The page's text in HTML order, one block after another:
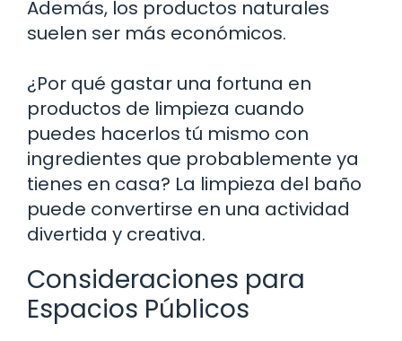
Además, los productos naturales
suelen ser más económicos.
¿Por qué gastar una fortuna en
productos de limpieza cuando
puedes hacerlos tú mismo con
ingredientes que probablemente ya
tienes en casa? La limpieza del baño
puede convertirse en una actividad
divertida y creativa.
Consideraciones para
Espacios Públicos